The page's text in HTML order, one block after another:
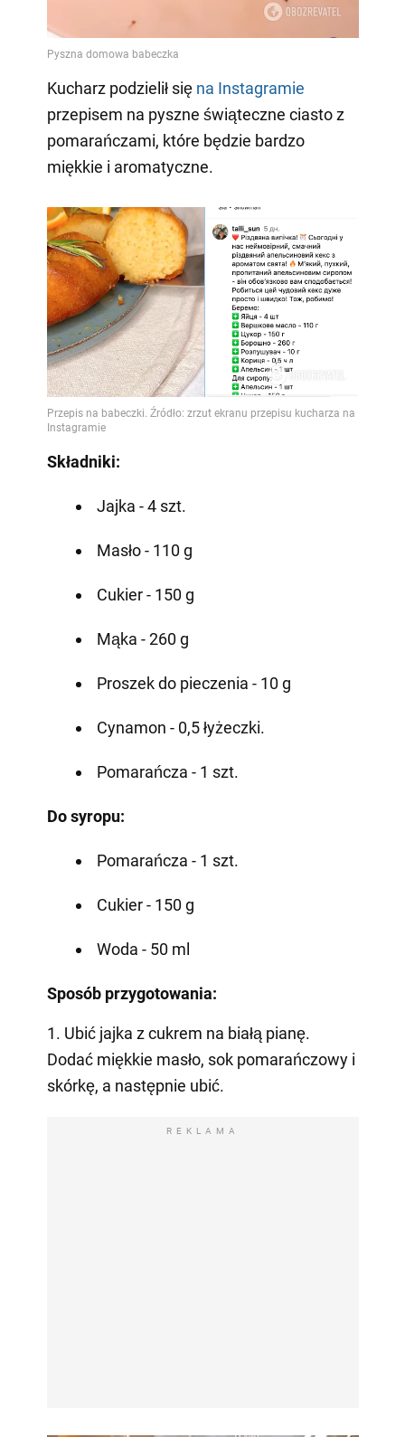
Kucharz podzielił się na Instagramie
przepisem na pyszne świąteczne ciasto z
pomarańczami, które będzie bardzo
miękkie i aromatyczne.
Składniki:
Jajka - 4 szt.
Masło - 110 g
Cukier - 150 g
Mąka - 260 g
Proszek do pieczenia - 10 g
Cynamon - 0,5 łyżeczki.
Pomarańcza - 1 szt.
Do syropu:
Pomarańcza - 1 szt.
Cukier - 150 g
Woda - 50 ml
Sposób przygotowania:
1. Ubić jajka z cukrem na białą pianę.
Dodać miękkie masło, sok pomarańczowy i
skórkę, a następnie ubić.
REKLAMA